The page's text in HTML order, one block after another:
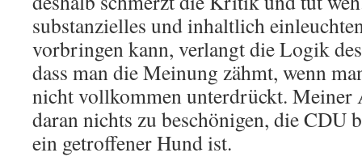
substanzielles und inhaltlich
vorbringen kann, verlangt die Logik
dass man die Meinung zähmt, wenn
nicht vollkommen unterdrückt. Meiner
daran nichts zu beschönigen, die CDU
ein getroffener Hund ist.